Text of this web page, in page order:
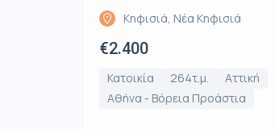
Κηφισιά, Νέα Κηφισιά
€2.400
Κατοικία 264τ.μ.
Αττική
Αθήνα - Βόρεια Προάστια